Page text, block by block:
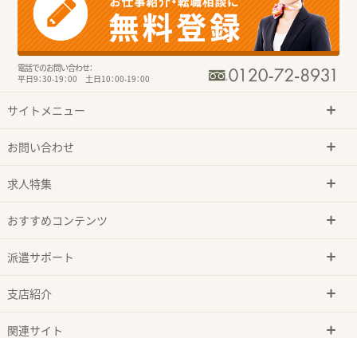
電話でのお問い合わせ：
平日9：30-19：00 土日10：00-19：00
サイトメニュー
お問い合わせ
求人特集
おすすめコンテンツ
派遣サポート
支店紹介
関連サイト